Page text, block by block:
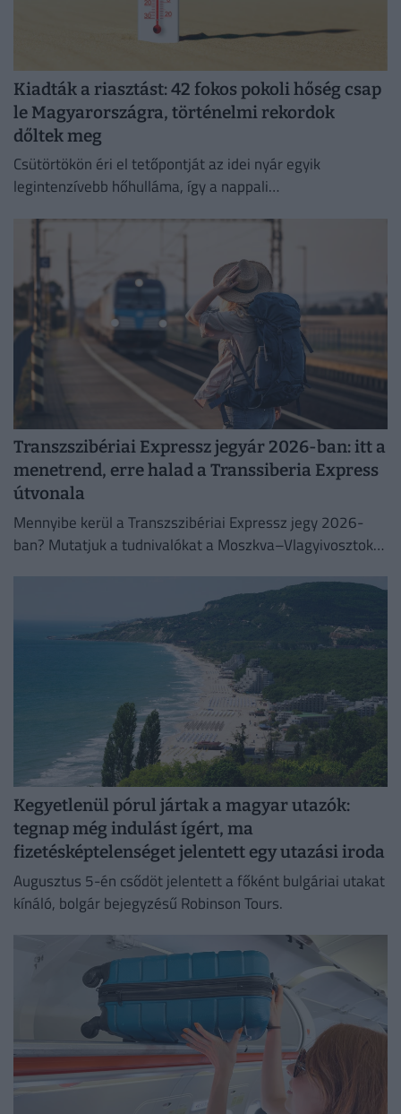
Kiadták a riasztást: 42 fokos pokoli hőség csap
le Magyarországra, történelmi rekordok
dőltek meg
Csütörtökön éri el tetőpontját az idei nyár egyik
legintenzívebb hőhulláma, így a nappali
Transzszibériai Expressz jegyár 2026-ban: itt a
menetrend, erre halad a Transsiberia Express
útvonala
Mennyibe kerül a Transzszibériai Expressz jegy 2026-
ban? Mutatjuk a tudnivalókat a Moszkva–Vlagyivosztok
Kegyetlenül pórul jártak a magyar utazók:
tegnap még indulást ígért, ma
fizetésképtelenséget jelentett egy utazási iroda
Augusztus 5-én csődöt jelentett a főként bulgáriai utakat
kínáló, bolgár bejegyzésű Robinson Tours.